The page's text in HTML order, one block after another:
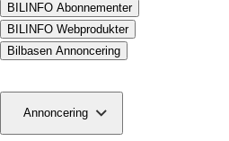
BILINFO Abonnementer
BILINFO Webprodukter
Bilbasen Annoncering
Annoncering